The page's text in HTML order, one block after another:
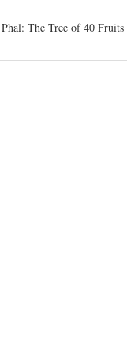
The Tree of 40 Fruits